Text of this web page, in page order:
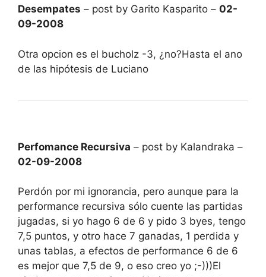
Desempates – post by Garito Kasparito – 02-
09-2008
Otra opcion es el bucholz -3, ¿no?Hasta el ano
de las hipótesis de Luciano
Perfomance Recursiva – post by Kalandraka –
02-09-2008
Perdón por mi ignorancia, pero aunque para la
performance recursiva sólo cuente las partidas
jugadas, si yo hago 6 de 6 y pido 3 byes, tengo
7,5 puntos, y otro hace 7 ganadas, 1 perdida y
unas tablas, a efectos de performance 6 de 6
es mejor que 7,5 de 9, o eso creo yo ;-)))El